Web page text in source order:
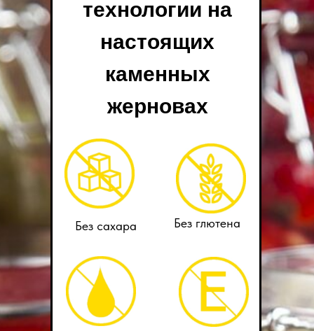
Без сахара Без глютена
технологии на
настоящих
каменных
жерновах